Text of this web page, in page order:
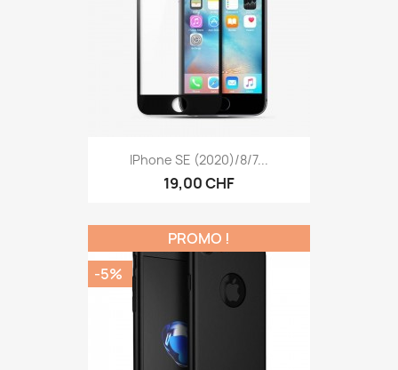
IPhone SE (2020)/8/7...
19,00 CHF
PROMO !
-5%